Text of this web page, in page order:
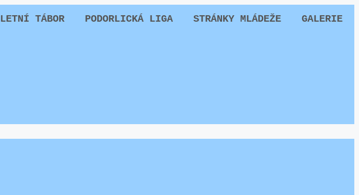
LETNÍ TÁBOR PODORLICKÁ LIGA STRÁNKY MLÁDEŽE GALERIE